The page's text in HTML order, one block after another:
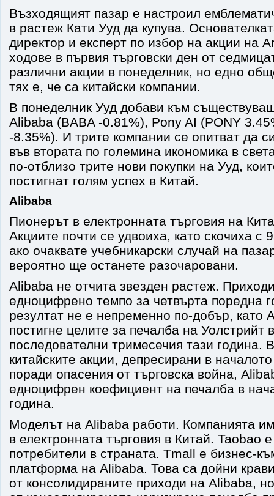
Възходящият пазар е настроил
в растеж Кати Ууд да купува.
директор и експерт по избор на акции на
ходове в първия търговски ден от
различни акции в понеделник, но едно
тях е, че са китайски компании.
В понеделник Ууд добави към
Alibaba (BABA -0.81%), Pony AI (PONY
-8.35%). И трите компании се опитват да
във втората по големина икономика в
по-отблизо трите нови покупки на Ууд,
постигнат голям успех в Китай.
Alibaba
Пионерът в електронната търговия на
Акциите почти се удвоиха, като скочиха с
ако очаквате учебникарски случай на
вероятно ще останете разочаровани.
Alibaba не отчита звезден растеж.
едноцифрено темпо за четвърта поредна
резултат не е непременно по-добър, като
постигне целите за печалба на Уолстрийт
последователни тримесечия тази година.
китайските акции, депресирани в
поради опасения от търговска война,
едноцифрен коефициент на печалба в
година.
Моделът на Alibaba работи. Компанията
в електронната търговия в Китай. Taobao
потребители в страната. Tmall е бизнес-
платформа на Alibaba. Това са дойни
от консолидираните приходи на Alibaba,